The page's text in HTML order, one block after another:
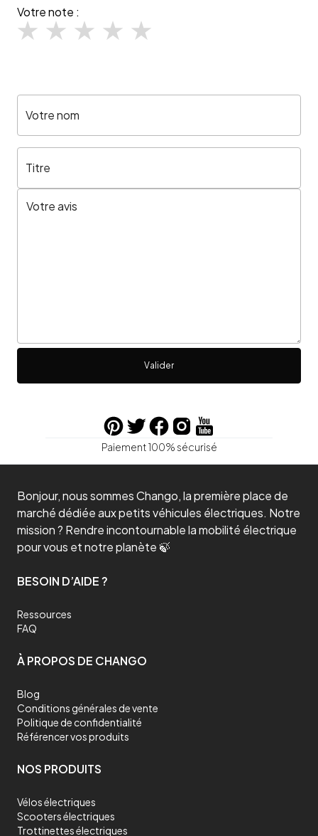
Votre note :
Votre nom
Titre
Valider
Paiement 100% sécurisé
Bonjour, nous sommes Chango, la première place de
marché dédiée aux petits véhicules électriques. Notre
mission ? Rendre incontournable la mobilité électrique
pour vous et notre planète 🍃
BESOIN D’AIDE ?
Ressources
FAQ
À PROPOS DE CHANGO
Blog
Conditions générales de vente
Politique de confidentialité
Référencer vos produits
NOS PRODUITS
Vélos électriques
Scooters électriques
Trottinettes électriques